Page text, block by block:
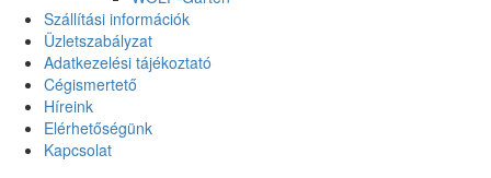
Szállítási információk
Üzletszabályzat
Adatkezelési tájékoztató
Cégismertető
Híreink
Elérhetőségünk
Kapcsolat